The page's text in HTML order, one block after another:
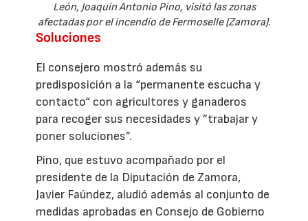
León, Joaquín Antonio Pino, visitó las zonas
afectadas por el incendio de Fermoselle (Zamora).
Soluciones
El consejero mostró además su
predisposición a la “permanente escucha y
contacto“ con agricultores y ganaderos
para recoger sus necesidades y ”trabajar y
poner soluciones”.
Pino, que estuvo acompañado por el
presidente de la Diputación de Zamora,
Javier Faúndez, aludió además al conjunto de
medidas aprobadas en Consejo de Gobierno